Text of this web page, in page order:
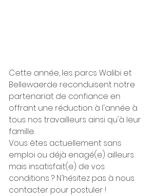
Cette année, les parcs Walibi et
Bellewaerde reconduisent notre
partenariat de confiance en
offrant une réduction à l'année à
tous nos travailleurs ainsi qu'à leur
famille.
Vous êtes actuellement sans
emploi ou déjà enagé(e) ailleurs
mais insatisfait(e) de vos
conditions ? N'hésitez pas à nous
contacter pour postuler !